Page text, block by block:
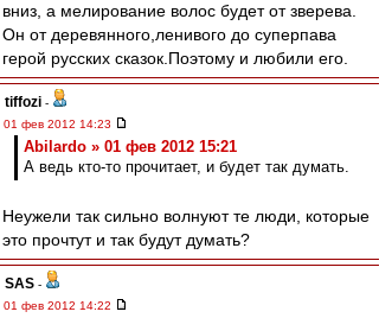
вниз, а мелирование волос будет от зверева.
Он от деревянного,ленивого до суперпава
герой русских сказок.Поэтому и любили его.
tiffozi -
01 фев 2012 14:23
Abilardo » 01 фев 2012 15:21
А ведь кто-то прочитает, и будет так думать.
Неужели так сильно волнуют те люди, которые
это прочтут и так будут думать?
SAS -
01 фев 2012 14:22